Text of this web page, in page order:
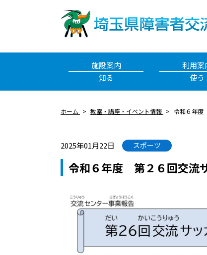
施設案内
知る
利用案
使う
ホーム 教室・講座・イベント情報 令和６年度
2025年01月22日 スポーツ
令和６年度 第２６回交流